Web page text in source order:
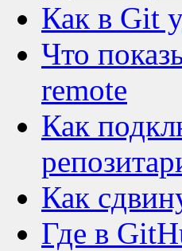
Как в Git
Что
remote
Как
Как
Где в